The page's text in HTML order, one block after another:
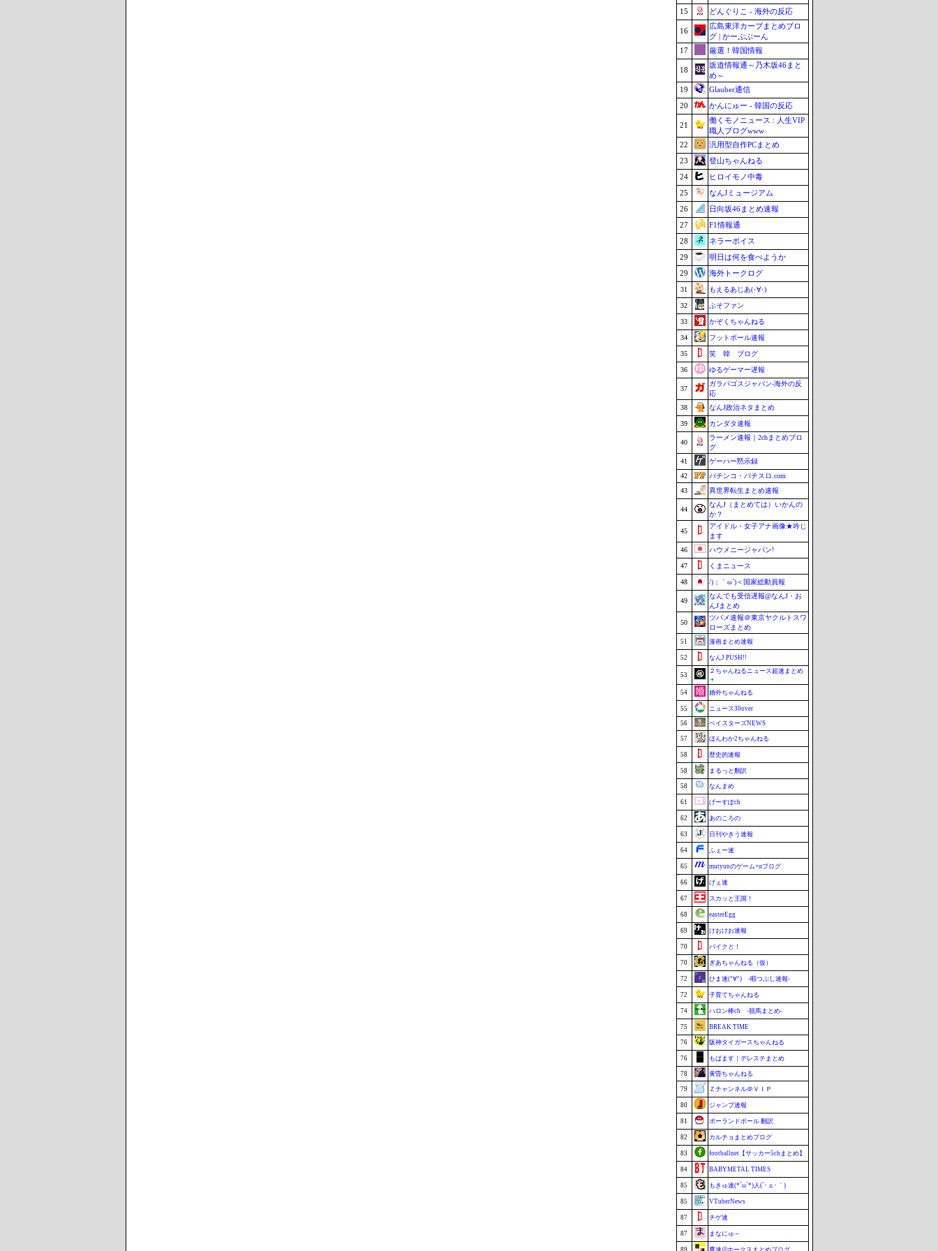
15
どんぐりこ - 海外の反応
16
広島東洋カープまとめブロ
グ | かーぷぶーん
17
厳選！韓国情報
18
坂道情報通～乃木坂46まと
め～
19
Glauber通信
20
かんにゅー - 韓国の反応
21
働くモノニュース : 人生VIP
職人ブログwww
22
汎用型自作PCまとめ
23
登山ちゃんねる
24
ヒロイモノ中毒
25
なんJミュージアム
26
日向坂46まとめ速報
27
F1情報通
28
ネラーボイス
29
明日は何を食べようか
29
海外トークログ
31 もえるあじあ(･∀･)
32 ぷそファン
33 かぞくちゃんねる
34 フットボール速報
35 笑 韓 ブログ
36 ゆるゲーマー遅報
37
ガラパゴスジャパン-海外の反
応
38
なんJ政治ネタまとめ
39 カンダタ速報
40
ラーメン速報｜2chまとめブロ
グ
41
ゲーハー黙示録
42
パチンコ・パチスロ.com
43
異世界転生まとめ速報
44
なんJ（まとめては）いかんの
か？
45
アイドル・女子アナ画像★吟じ
ます
46
ハウメニージャパン!
47 くまニュース
48 /)；｀ω´)＜国家総動員報
49
なんでも受信遅報@なんJ・お
んJまとめ
50
ツバメ速報＠東京ヤクルトスワ
ローズまとめ
51 漫画まとめ速報
52 なんJ PUSH!!
53
２ちゃんねるニュース超速まとめ
＋
54
婚外ちゃんねる
55 ニュース30over
56 ベイスターズNEWS
57 ほんわか2ちゃんねる
58 歴史的速報
58 まるっと翻訳
58 なんまめ
61 げーすぽch
62 あのころの
63 日刊やきう速報
64 ふぇー速
65 mutyunのゲーム+αブログ
66 げぇ速
67 スカッと王国！
68 easterEgg
69 けおけお速報
70 バイクと！
70 ぎあちゃんねる（仮）
72 ひま速(°∀°) -暇つぶし速報-
72 子育てちゃんねる
74 ハロン棒ch -競馬まとめ-
75 BREAK TIME
76 阪神タイガースちゃんねる
76 もばます｜デレステまとめ
78 黄昏ちゃんねる
79 Ｚチャンネル＠ＶＩＰ
80 ジャンプ速報
81 ポーランドボール 翻訳
82 カルチョまとめブログ
83 footballnet【サッカー5chまとめ】
84 BABYMETAL TIMES
85 もきゅ速(*´ω`*)人(´･ェ･｀)
85 VTuberNews
87 チゲ速
87 まなにゅ～
89 鷹速@ホークスまとめブログ